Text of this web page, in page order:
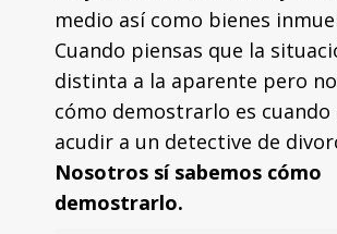
medio así como bienes
Cuando piensas que la
distinta a la aparente pero
cómo demostrarlo es cuando
acudir a un detective de
Nosotros sí sabemos cómo
demostrarlo.